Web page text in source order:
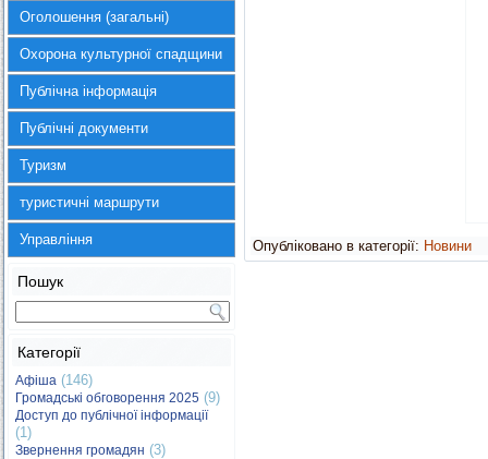
Оголошення (загальні)
Охорона культурної спадщини
Публічна інформація
Публічні документи
Туризм
туристичні маршрути
Управління
Пошук
Категорії
Афіша (146)
Громадські обговорення 2025 (9)
Доступ до публічної інформації
(1)
Звернення громадян (3)
Опубліковано в категорії: Новини